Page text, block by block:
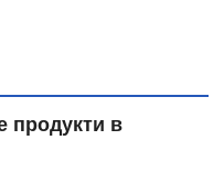
продукти в